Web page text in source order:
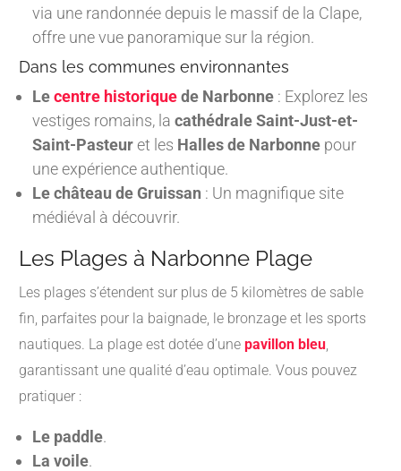
via une randonnée depuis le massif de la Clape,
offre une vue panoramique sur la région.
Dans les communes environnantes
Lecentre historiquede Narbonne : Explorez les
vestiges romains, la cathédrale Saint-Just-et-
Saint-Pasteuret les Halles de Narbonne pour
une expérience authentique.
Le château de Gruissan : Un magnifique site
médiéval à découvrir.
Les Plages à Narbonne Plage
Les plages s’étendent sur plus de 5 kilomètres de sable
fin, parfaites pour la baignade, le bronzage et les sports
nautiques. La plage est dotée d’une pavillon bleu
garantissant une qualité d’eau optimale. Vous pouvez
pratiquer :
Le paddle.
La voile.